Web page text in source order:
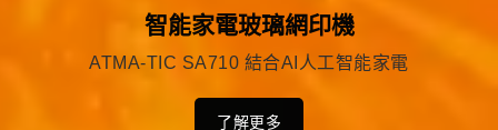
智能家電玻璃網印機
ATMA-TIC SA710 結合AI人工智能家電
了解更多